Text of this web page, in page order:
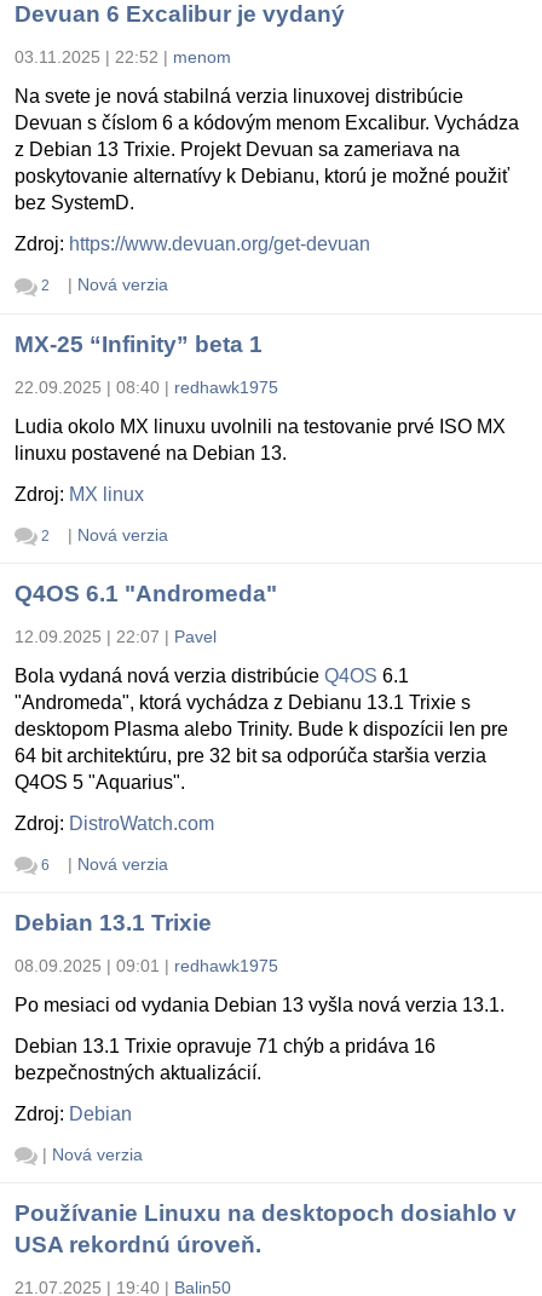
Devuan 6 Excalibur je vydaný
03.11.2025 | 22:52 | menom
Na svete je nová stabilná verzia linuxovej distribúcie
Devuan s číslom 6 a kódovým menom Excalibur. Vychádza
z Debian 13 Trixie. Projekt Devuan sa zameriava na
poskytovanie alternatívy k Debianu, ktorú je možné použiť
bez SystemD.
Zdroj: https://www.devuan.org/get-devuan
2 | Nová verzia
MX-25 “Infinity” beta 1
22.09.2025 | 08:40 | redhawk1975
Ludia okolo MX linuxu uvolnili na testovanie prvé ISO MX
linuxu postavené na Debian 13.
Zdroj: MX linux
2 | Nová verzia
Q4OS 6.1 "Andromeda"
12.09.2025 | 22:07 | Pavel
Bola vydaná nová verzia distribúcie Q4OS 6.1
"Andromeda", ktorá vychádza z Debianu 13.1 Trixie s
desktopom Plasma alebo Trinity. Bude k dispozícii len pre
64 bit architektúru, pre 32 bit sa odporúča staršia verzia
Q4OS 5 "Aquarius".
Zdroj: DistroWatch.com
6 | Nová verzia
Debian 13.1 Trixie
08.09.2025 | 09:01 | redhawk1975
Po mesiaci od vydania Debian 13 vyšla nová verzia 13.1.
Debian 13.1 Trixie opravuje 71 chýb a pridáva 16
bezpečnostných aktualizácií.
Zdroj: Debian
| Nová verzia
Používanie Linuxu na desktopoch dosiahlo v
USA rekordnú úroveň.
21.07.2025 | 19:40 | Balin50